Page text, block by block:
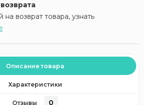
возврат товара, узнать
Описание товара
Характеристики
Отзывы 0